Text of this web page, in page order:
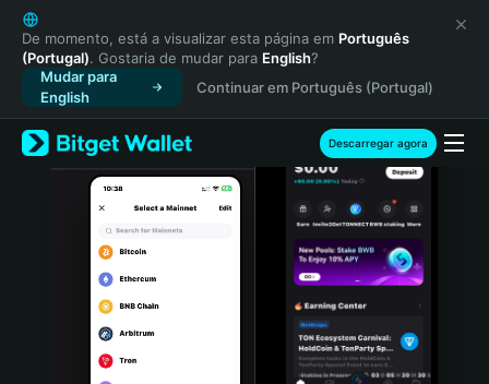
English
日本語
Tiếng Việt
Русский
Español (Latinoamérica)
Türkçe
Italiano
Português (Portugal)
Bahasa Indonesia
De momento, está a visualizar esta página em Português
(Portugal). Gostaria de mudar para English?
Mudar para
English
Continuar em Português (Portugal)
Descarregar agora